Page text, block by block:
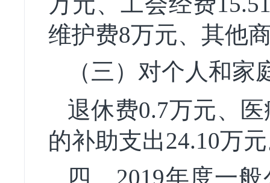
维护费8万元、其他
（三） 对个人和家
退休费0.7万元、
的补助支出24.10万
四、2019年度一